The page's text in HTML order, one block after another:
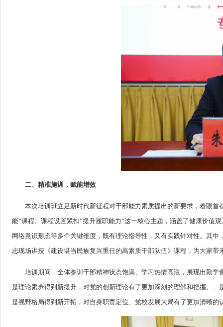
二、精准施训，赋能增效
本次培训班立足新时代新征程对干部能力素质提出的新要求，着眼
能”课程。课程设置紧扣“提升履职能力”这一核心主题，涵盖了健康价值
网络意识形态等多个关键维度，既有理论指导性，又有实践针对性。其
志现场讲授《建设堪当民族复兴重任的高素质干部队伍》课程，为大家带
培训期间，全体参训干部精神状态饱满、学习热情高涨，展现出勤
是理论素养得到新提升，对党的创新理论有了更加深刻的理解和把握。
是视野格局得到新开拓，对自身职责定位、党校发展大局有了更加清晰的